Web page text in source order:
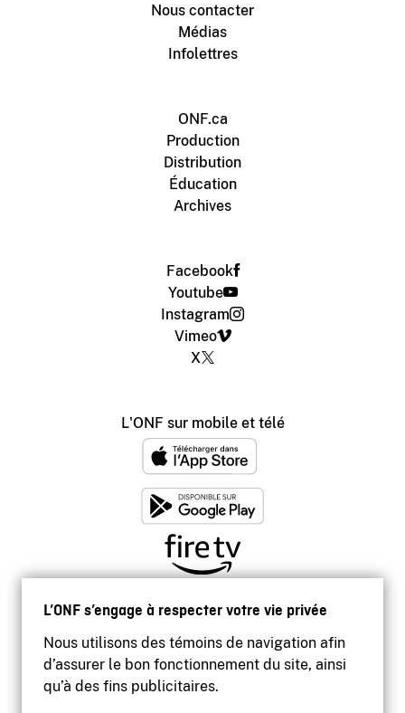
L’ONF s’engage à respecter votre vie privée
Nous utilisons des témoins de navigation afin
d’assurer le bon fonctionnement du site, ainsi
qu’à des fins publicitaires.
Nous contacter
Médias
Infolettres
ONF.ca
Production
Distribution
Éducation
Archives
Facebook
Youtube
Instagram
Vimeo
X
L'ONF sur mobile et télé